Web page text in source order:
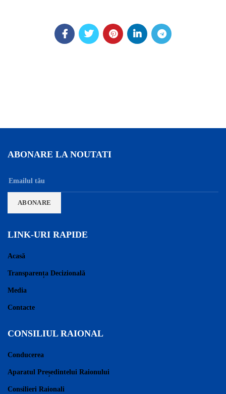
ABONARE LA NOUTATI
LINK-URI RAPIDE
Acasă
Transparența Decizională
Media
Contacte
CONSILIUL RAIONAL
Conducerea
Aparatul Președintelui Raionului
Consilieri Raionali